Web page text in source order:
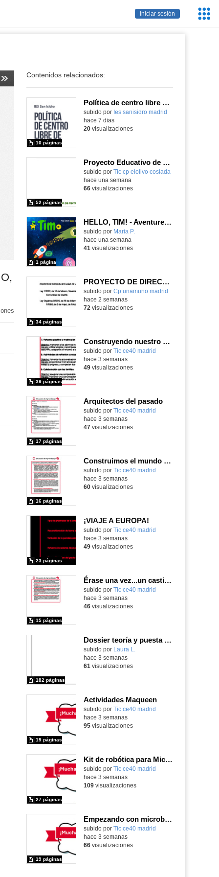
Iniciar sesión
Contenidos relacionados:
Política de centro libre de móviles
subido por Ies sanisidro madrid
10 páginas
hace 7 dias
20visualizaciones
Proyecto Educativo de Centro actualizado 2026
subido por Tic cp elolivo coslada
52 páginas
hace una semana
66visualizaciones
HELLO, TIM! - Aventureros digitales
Contenido educativo.
subido por Maria P.
1 página
hace una semana
41 visualizaciones
PROYECTO DE DIRECCIÓN
Contenido educativo.
subido por Cp unamuno madrid
34 páginas
hace 2 semanas
72 visualizaciones
Construyendo nuestro parque de atracciones
subido por Tic ce40 madrid
39 páginas
hace 3 semanas
49visualizaciones
Arquitectos del pasado
subido por Tic ce40 madrid
17 páginas
hace 3 semanas
47visualizaciones
Construimos el mundo con LEGO
subido por Tic ce40 madrid
16 páginas
hace 3 semanas
60visualizaciones
¡VIAJE A EUROPA!
subido por Tic ce40 madrid
23 páginas
hace 3 semanas
49visualizaciones
Érase una vez...un castillo medieval
subido por Tic ce40 madrid
15 páginas
hace 3 semanas
46visualizaciones
Dossier teoría y puesta en práctica Äprendizaje Basado en Juegos en Educación Infantil y Primaria
Contenido educativo.
subido por Laura L.
182 páginas
hace 3 semanas
61 visualizaciones
Actividades Maqueen
Contenido educativo.
subido por Tic ce40 madrid
19 páginas
hace 3 semanas
95visualizaciones
Kit de robótica para Micro:Bit
Contenido educativo.
subido por Tic ce40 madrid
27 páginas
hace 3 semanas
109visualizaciones
Empezando con microbit primaria
Contenido educativo.
subido por Tic ce40 madrid
19 páginas
hace 3 semanas
66visualizaciones